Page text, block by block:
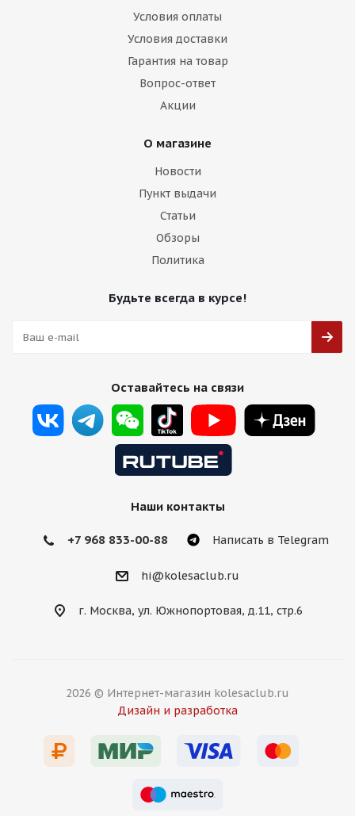
Условия оплаты
Условия доставки
Гарантия на товар
Вопрос-ответ
Акции
О магазине
Новости
Пункт выдачи
Статьи
Обзоры
Политика
Будьте всегда в курсе!
Оставайтесь на связи
Наши контакты
+7 968 833-00-88 Написать в Telegram
hi@kolesaclub.ru
г. Москва, ул. Южнопортовая, д.11, стр.6
2026 © Интернет-магазин kolesaclub.ru
Дизайн и разработка